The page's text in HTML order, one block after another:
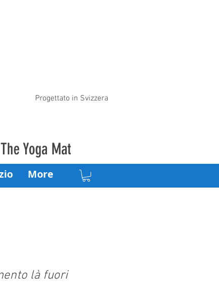
Progettato in Svizzera
Yoga Mat
More
là fuori